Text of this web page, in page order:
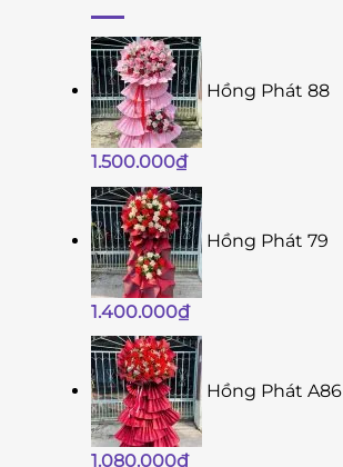
Hồng Phát 88
1.500.000₫
Hồng Phát 79
1.400.000₫
Hồng Phát A86
1.080.000₫